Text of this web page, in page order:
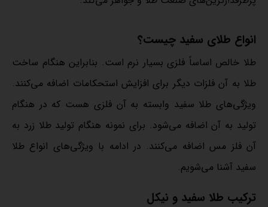
انواع طلای سفید چیست؟
طلا خالص اساساً فلزی بسیار نرم است. بنابراین هنگام ساخت
طلا به آن فلزات دیگر برای افزایش استحکامات اضافه می‌کنند.
ویژگی‌های طلا سفید وابسته به آن فلزی هست که در هنگام
تولید به آن اضافه می‌شود. برای نمونه هنگام تولید طلا زرد به
آن فلز مس اضافه می‌کنند. در ادامه با ویژگی‌های انواع طلا
سفید آشنا می‌شویم.
ترکیب طلا سفید و نیکل